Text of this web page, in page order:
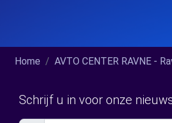
Home AVTO CENTER RAVNE -
Schrijf u in voor onze